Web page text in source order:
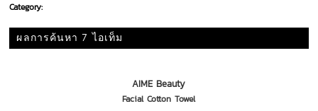
Category:
ผลการค้นหา 7 ไอเท็ม
AIME Beauty
Facial Cotton Towel